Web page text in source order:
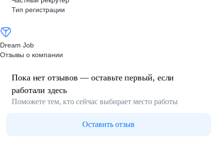
Тип регистрации
Dream Job
Отзывы о компании
Пока нет отзывов — оставьте первый, если
работали здесь
Поможете тем, кто сейчас выбирает место работы
Оставить отзыв